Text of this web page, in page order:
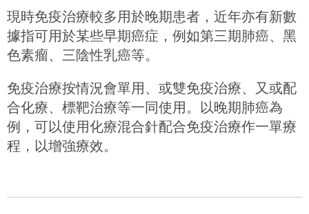
現時免疫治療較多用於晚期患者，近年亦有新數
據指可用於某些早期癌症，例如第三期肺癌、黑
色素瘤、三陰性乳癌等。
免疫治療按情況會單用、或雙免疫治療、又或配
合化療、標靶治療等一同使用。以晚期肺癌為
例，可以使用化療混合針配合免疫治療作一單療
程，以增強療效。